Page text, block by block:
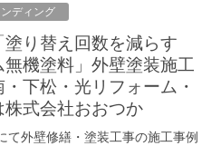
ディング
無機塗料」外壁塗装施工
下松・光リフォーム・
株式会社おおつか
て外壁修繕・塗装工事の施工事例